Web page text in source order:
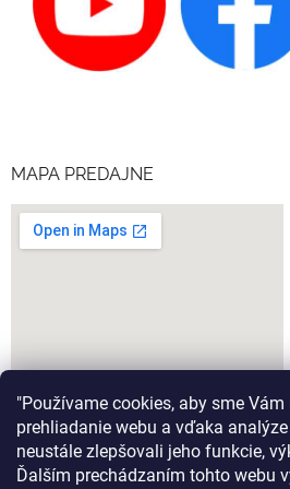
"Používame cookies, aby sme
prehliadanie webu a vďaka
neustále zlepšovali jeho funkcie,
Ďalším prechádzaním tohto webu
MAPA PREDAJNE